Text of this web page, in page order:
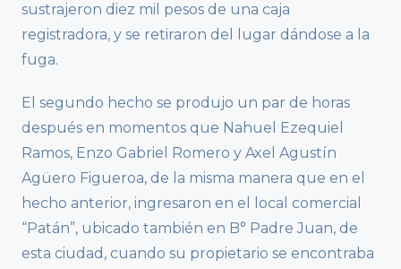
sustrajeron diez mil pesos de una caja
registradora, y se retiraron del lugar dándose a la
fuga.
El segundo hecho se produjo un par de horas
después en momentos que Nahuel Ezequiel
Ramos, Enzo Gabriel Romero y Axel Agustín
Agüero Figueroa, de la misma manera que en el
hecho anterior, ingresaron en el local comercial
“Patán”, ubicado también en B° Padre Juan, de
esta ciudad, cuando su propietario se encontraba